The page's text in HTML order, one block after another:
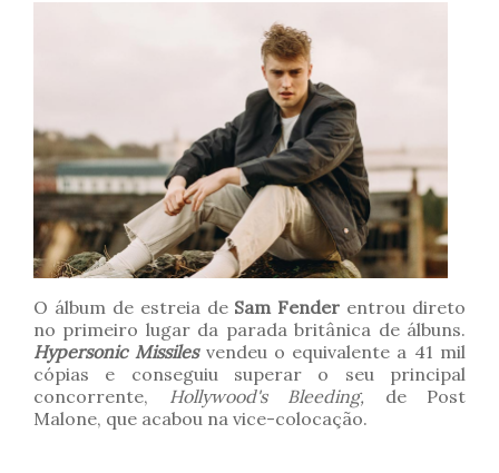
O álbum de estreia de Sam Fender entrou direto
no primeiro lugar da parada britânica de álbuns.
Hypersonic Missilesvendeu o equivalente a 41 mil
cópias e conseguiu superar o seu principal
concorrente, Hollywood's Bleeding, de Post
Malone, que acabou na vice-colocação.